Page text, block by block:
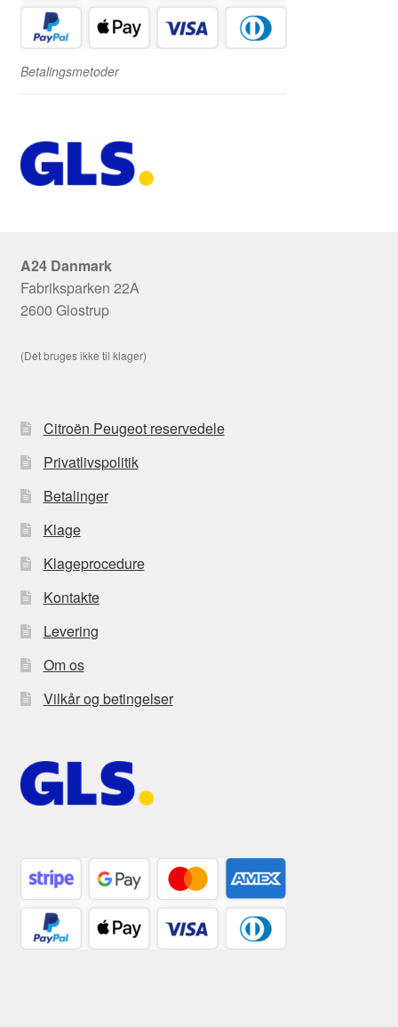
Betalingsmetoder
A24 Danmark
Fabriksparken 22A
2600 Glostrup
(Det bruges ikke til klager)
Citroën Peugeot reservedele
Privatlivspolitik
Betalinger
Klage
Klageprocedure
Kontakte
Levering
Om os
Vilkår og betingelser